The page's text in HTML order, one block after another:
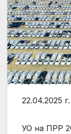
22.04.2025 г.
УО на ПРР